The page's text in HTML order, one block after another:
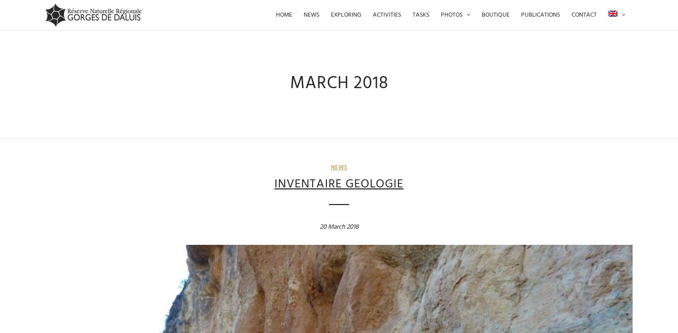
HOME NEWS EXPLORING ACTIVITIES TASKS PHOTOS BOUTIQUE PUBLICATIONS CONTACT
MARCH 2018
NEWS
INVENTAIRE GEOLOGIE
20 March 2018